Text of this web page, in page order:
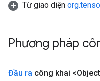
Từ giao diện
Phương pháp
Đầu ra công khai